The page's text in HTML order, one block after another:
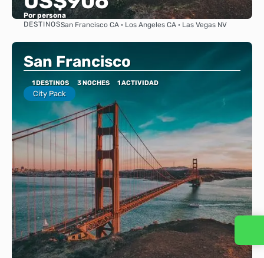
Por persona
Ver
DESTINOSSan Francisco CA · Los Angeles CA · Las Vegas NV
San Francisco
1 DESTINOS 3 NOCHES 1 ACTIVIDAD
City Pack
Contacta con nosotros